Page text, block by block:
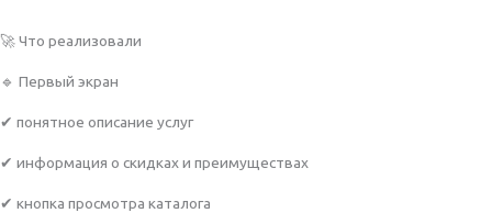
🚀 Что реализовали
🔹 Первый экран
✔ понятное описание услуг
✔ информация о скидках и преимуществах
✔ кнопка просмотра каталога